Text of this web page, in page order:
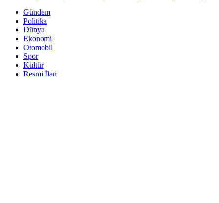
Gündem
Politika
Dünya
Ekonomi
Otomobil
Spor
Kültür
Resmi İlan